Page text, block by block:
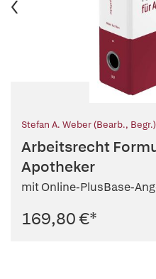
Stefan A. Weber (Bearb., Begr.)
Hartmann (Mitarb.),Andreas
Arbeitsrecht
Apotheker
mit Online-PlusBase-
169,80 €*